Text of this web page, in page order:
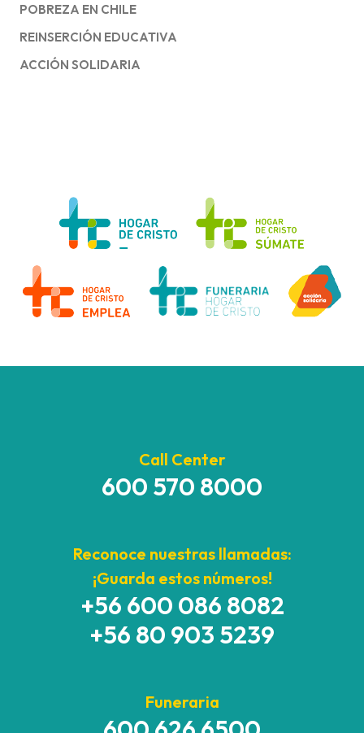
POBREZA EN CHILE
REINSERCIÓN EDUCATIVA
ACCIÓN SOLIDARIA
Call Center
600 570 8000
Reconoce nuestras llamadas:
¡Guarda estos números!
+56 600 086 8082
+56 80 903 5239
Funeraria